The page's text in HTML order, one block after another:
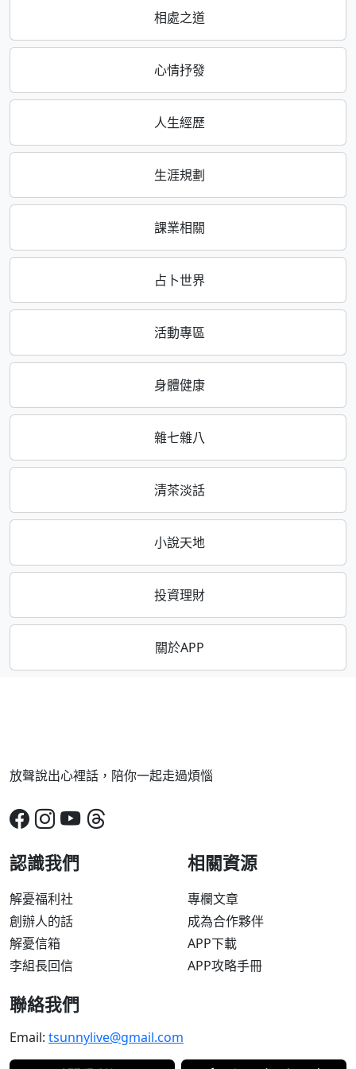
相處之道
心情抒發
人生經歷
生涯規劃
課業相關
占卜世界
活動專區
身體健康
雜七雜八
清茶淡話
小說天地
投資理財
關於APP
放聲說出心裡話，陪你一起走過煩惱
認識我們
解憂福利社
創辦人的話
解憂信箱
李組長回信
相關資源
專欄文章
成為合作夥伴
APP下載
APP攻略手冊
聯絡我們
Email: tsunnylive@gmail.com